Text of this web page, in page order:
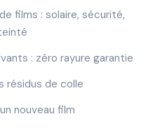
films : solaire, sécurité,
: zéro rayure garantie
résidus de colle
nouveau film